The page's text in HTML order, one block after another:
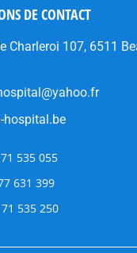
DE CONTACT
Charleroi 107, 6511
hospital.be
535 055
631 399
71 535 250